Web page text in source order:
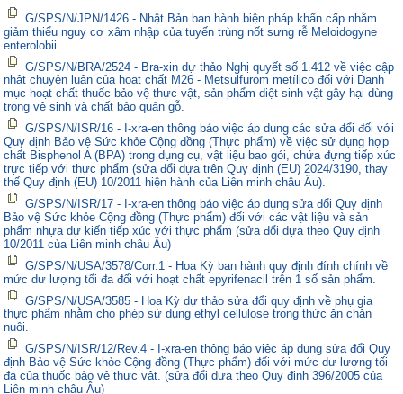
G/SPS/N/JPN/1426 - Nhật Bản ban hành biện pháp khẩn cấp nhằm
giảm thiểu nguy cơ xâm nhập của tuyến trùng nốt sưng rễ Meloidogyne
enterolobii.
G/SPS/N/BRA/2524 - Bra-xin dự thảo Nghị quyết số 1.412 về việc cập
nhật chuyên luận của hoạt chất M26 - Metsulfurom metílico đối với Danh
mục hoạt chất thuốc bảo vệ thực vật, sản phẩm diệt sinh vật gây hại dùng
trong vệ sinh và chất bảo quản gỗ.
G/SPS/N/ISR/16 - I-xra-en thông báo việc áp dụng các sửa đổi đối với
Quy định Bảo vệ Sức khỏe Cộng đồng (Thực phẩm) về việc sử dụng hợp
chất Bisphenol A (BPA) trong dụng cụ, vật liệu bao gói, chứa đựng tiếp xúc
trực tiếp với thực phẩm (sửa đổi dựa trên Quy định (EU) 2024/3190, thay
thế Quy định (EU) 10/2011 hiện hành của Liên minh châu Âu).
G/SPS/N/ISR/17 - I-xra-en thông báo việc áp dụng sửa đổi Quy định
Bảo vệ Sức khỏe Cộng đồng (Thực phẩm) đối với các vật liệu và sản
phẩm nhựa dự kiến tiếp xúc với thực phẩm (sửa đổi dựa theo Quy định
10/2011 của Liên minh châu Âu)
G/SPS/N/USA/3578/Corr.1 - Hoa Kỳ ban hành quy định đính chính về
mức dư lượng tối đa đối với hoạt chất epyrifenacil trên 1 số sản phẩm.
G/SPS/N/USA/3585 - Hoa Kỳ dự thảo sửa đổi quy định về phụ gia
thực phẩm nhằm cho phép sử dụng ethyl cellulose trong thức ăn chăn
nuôi.
G/SPS/N/ISR/12/Rev.4 - I-xra-en thông báo việc áp dụng sửa đổi Quy
định Bảo vệ Sức khỏe Cộng đồng (Thực phẩm) đối với mức dư lượng tối
đa của thuốc bảo vệ thực vật. (sửa đổi dựa theo Quy định 396/2005 của
Liên minh châu Âu)